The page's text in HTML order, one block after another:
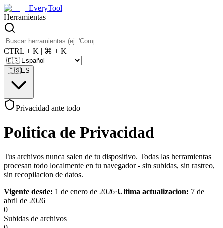
EveryTool
Herramientas
CTRL + K | ⌘ + K
🇪🇸ES
Privacidad ante todo
Politica de Privacidad
Tus archivos nunca salen de tu dispositivo. Todas las herramientas
procesan todo localmente en tu navegador - sin subidas, sin rastreo,
sin recopilacion de datos.
Vigente desde: 1 de enero de 2026·Ultima actualizacion: 7 de
abril de 2026
0
Subidas de archivos